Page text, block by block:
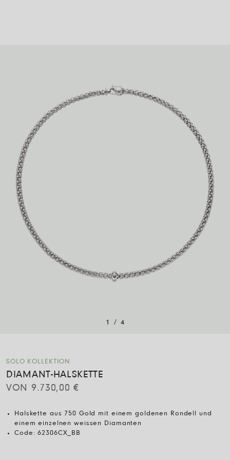
1 / 4
SOLO KOLLEKTION
DIAMANT-HALSKETTE
VON 9.730,00€
Halskette aus 750 Gold mit einem goldenen Rondell und
einem einzelnen weissen Diamanten
Code:62306CX_BB